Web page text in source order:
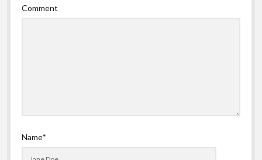
Comment
Name*